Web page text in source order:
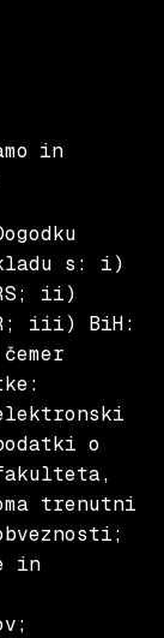
in
s: i)
ii)
iii) BiH:
o
trenutni
in